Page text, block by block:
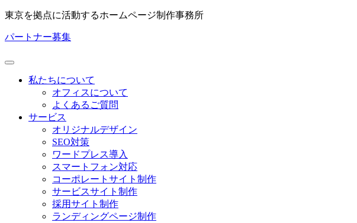
東京を拠点に活動するホームページ制作事務所
パートナー募集
私たちについて
オフィスについて
よくあるご質問
サービス
オリジナルデザイン
SEO対策
ワードプレス導入
スマートフォン対応
コーポレートサイト制作
サービスサイト制作
採用サイト制作
ランディングページ制作